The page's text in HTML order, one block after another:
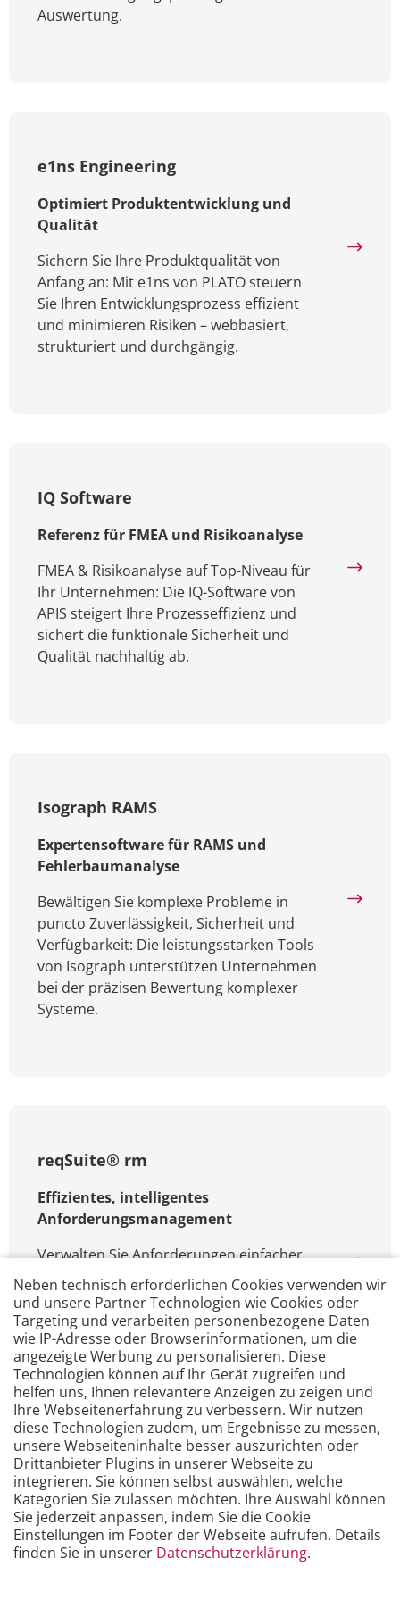
Auswertung.
e1ns Engineering
Optimiert Produktentwicklung und
Qualität
Sichern Sie Ihre Produktqualität von
Anfang an: Mit e1ns von PLATO steuern
Sie Ihren Entwicklungsprozess effizient
und minimieren Risiken – webbasiert,
strukturiert und durchgängig.
IQ Software
Referenz für FMEA und Risikoanalyse
FMEA & Risikoanalyse auf Top-Niveau für
Ihr Unternehmen: Die IQ-Software von
APIS steigert Ihre Prozesseffizienz und
sichert die funktionale Sicherheit und
Qualität nachhaltig ab.
Isograph RAMS
Expertensoftware für RAMS und
Fehlerbaumanalyse
Bewältigen Sie komplexe Probleme in
puncto Zuverlässigkeit, Sicherheit und
Verfügbarkeit: Die leistungsstarken Tools
von Isograph unterstützen Unternehmen
bei der präzisen Bewertung komplexer
Systeme.
reqSuite® rm
Effizientes, intelligentes
Anforderungsmanagement
Verwalten Sie Anforderungen einfacher,
strukturierter und effizienter: Mit
reqSuite ®rm von OSSENO Software
erhalten Sie ein führendes Tool für Ihr
Anforderungsmanagement - intuitiv,
leistungsstark und mit intelligenter
Assistenz.
Neben technisch erforderlichen Cookies verwenden wir
und unsere Partner Technologien wie Cookies oder
Targeting und verarbeiten personenbezogene Daten
wie IP-Adresse oder Browserinformationen, um die
angezeigte Werbung zu personalisieren. Diese
Technologien können auf Ihr Gerät zugreifen und
helfen uns, Ihnen relevantere Anzeigen zu zeigen und
Ihre Webseitenerfahrung zu verbessern. Wir nutzen
diese Technologien zudem, um Ergebnisse zu messen,
unsere Webseiteninhalte besser auszurichten oder
Drittanbieter Plugins in unserer Webseite zu
integrieren. Sie können selbst auswählen, welche
Kategorien Sie zulassen möchten. Ihre Auswahl können
Sie jederzeit anpassen, indem Sie die Cookie
Einstellungen im Footer der Webseite aufrufen. Details
finden Sie in unserer Datenschutzerklärung.